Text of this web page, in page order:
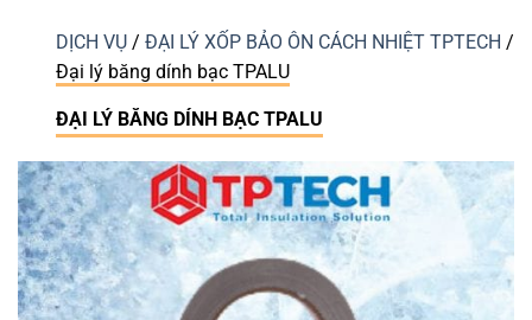
DỊCH VỤ / ĐẠI LÝ XỐP BẢO ÔN CÁCH NHIỆT TPTECH /
Đại lý băng dính bạc TPALU
ĐẠI LÝ BĂNG DÍNH BẠC TPALU